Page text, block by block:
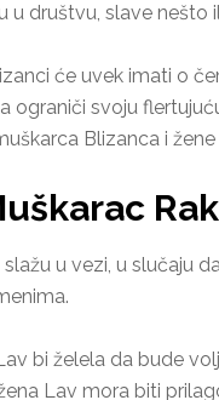
u društvu, slave nešto
će uvek imati o
ograniči svoju
Blizanca i žene
Rak
u vezi, u slučaju
bi želela da bude
Lav mora biti